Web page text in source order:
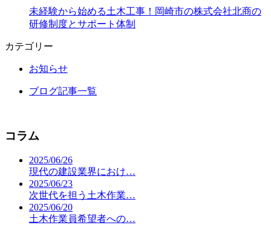
未経験から始める土木工事！岡崎市の株式会社北商の
研修制度とサポート体制
カテゴリー
お知らせ
ブログ記事一覧
コラム
2025/06/26
現代の建設業界におけ…
2025/06/23
次世代を担う土木作業…
2025/06/20
土木作業員希望者への…